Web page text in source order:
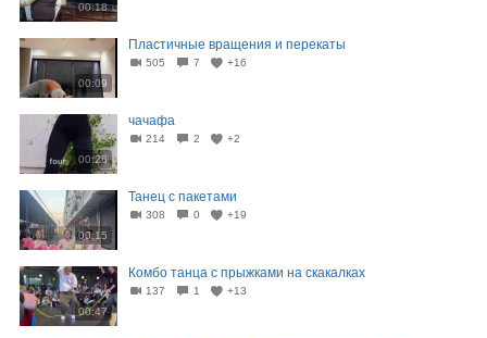
00:18
00:09
Пластичные вращения и перекаты
505 7 +16
00:26
чачафа
214 2 +2
00:15
Танец с пакетами
308 0 +19
00:47
Комбо танца с прыжками на скакалках
137 1 +13